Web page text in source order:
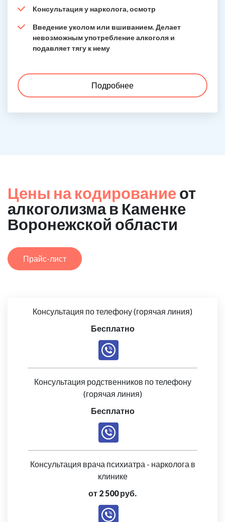
Консультация у нарколога, осмотр
Введение уколом или вшиванием. Делает
невозможным употребление алкоголя и
подавляет тягу к нему
Подробнее
Цены на кодирование от
алкоголизма в Каменке
Воронежской области
Прайс-лист
Консультация по телефону (горячая линия)
Бесплатно
Консультация родственников по телефону
(горячая линия)
Бесплатно
Консультация врача психиатра - нарколога в
клинике
от 2 500 руб.